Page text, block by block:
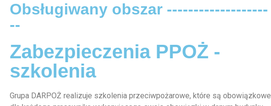
Obsługiwany obszar -------------------
--
Zabezpieczenia PPOŻ -
szkolenia
Grupa DARPOŻ realizuje szkolenia przeciwpożarowe, które są obowiązkowe